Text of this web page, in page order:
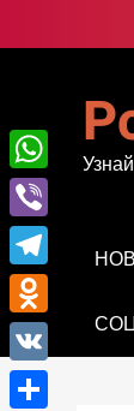
к
WhatsApp
Viber
Telegram
Odnoklassniki
VK